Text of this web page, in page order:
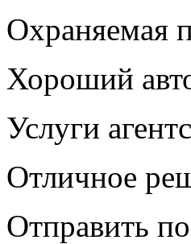
Охраняемая
Хороший
Услуги
Отличное
Отправить